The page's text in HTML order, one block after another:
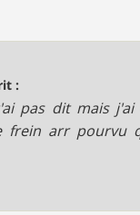
:
pas dit mais j'ai
frein arr pourvu